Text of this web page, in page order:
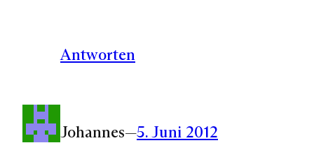
Antworten
Johannes—5. Juni 2012